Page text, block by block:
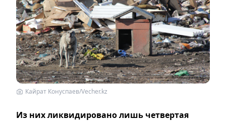
Кайрат Конуспаев/Vecher.kz
Из них ликвидировано лишь четвертая